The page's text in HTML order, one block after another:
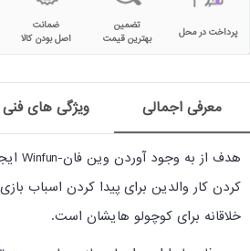
پرداخت در محل
تضمین
بهترین قیمت
ضمانت
اصل بودن کالا
معرفی اجمالی ویژگی های فنی
هدف از به وجود آوردن وین فان-Winfun
کردن کار والدین برای پیدا کردن اسباب
خلاقانه برای کوچولو هایشان است.